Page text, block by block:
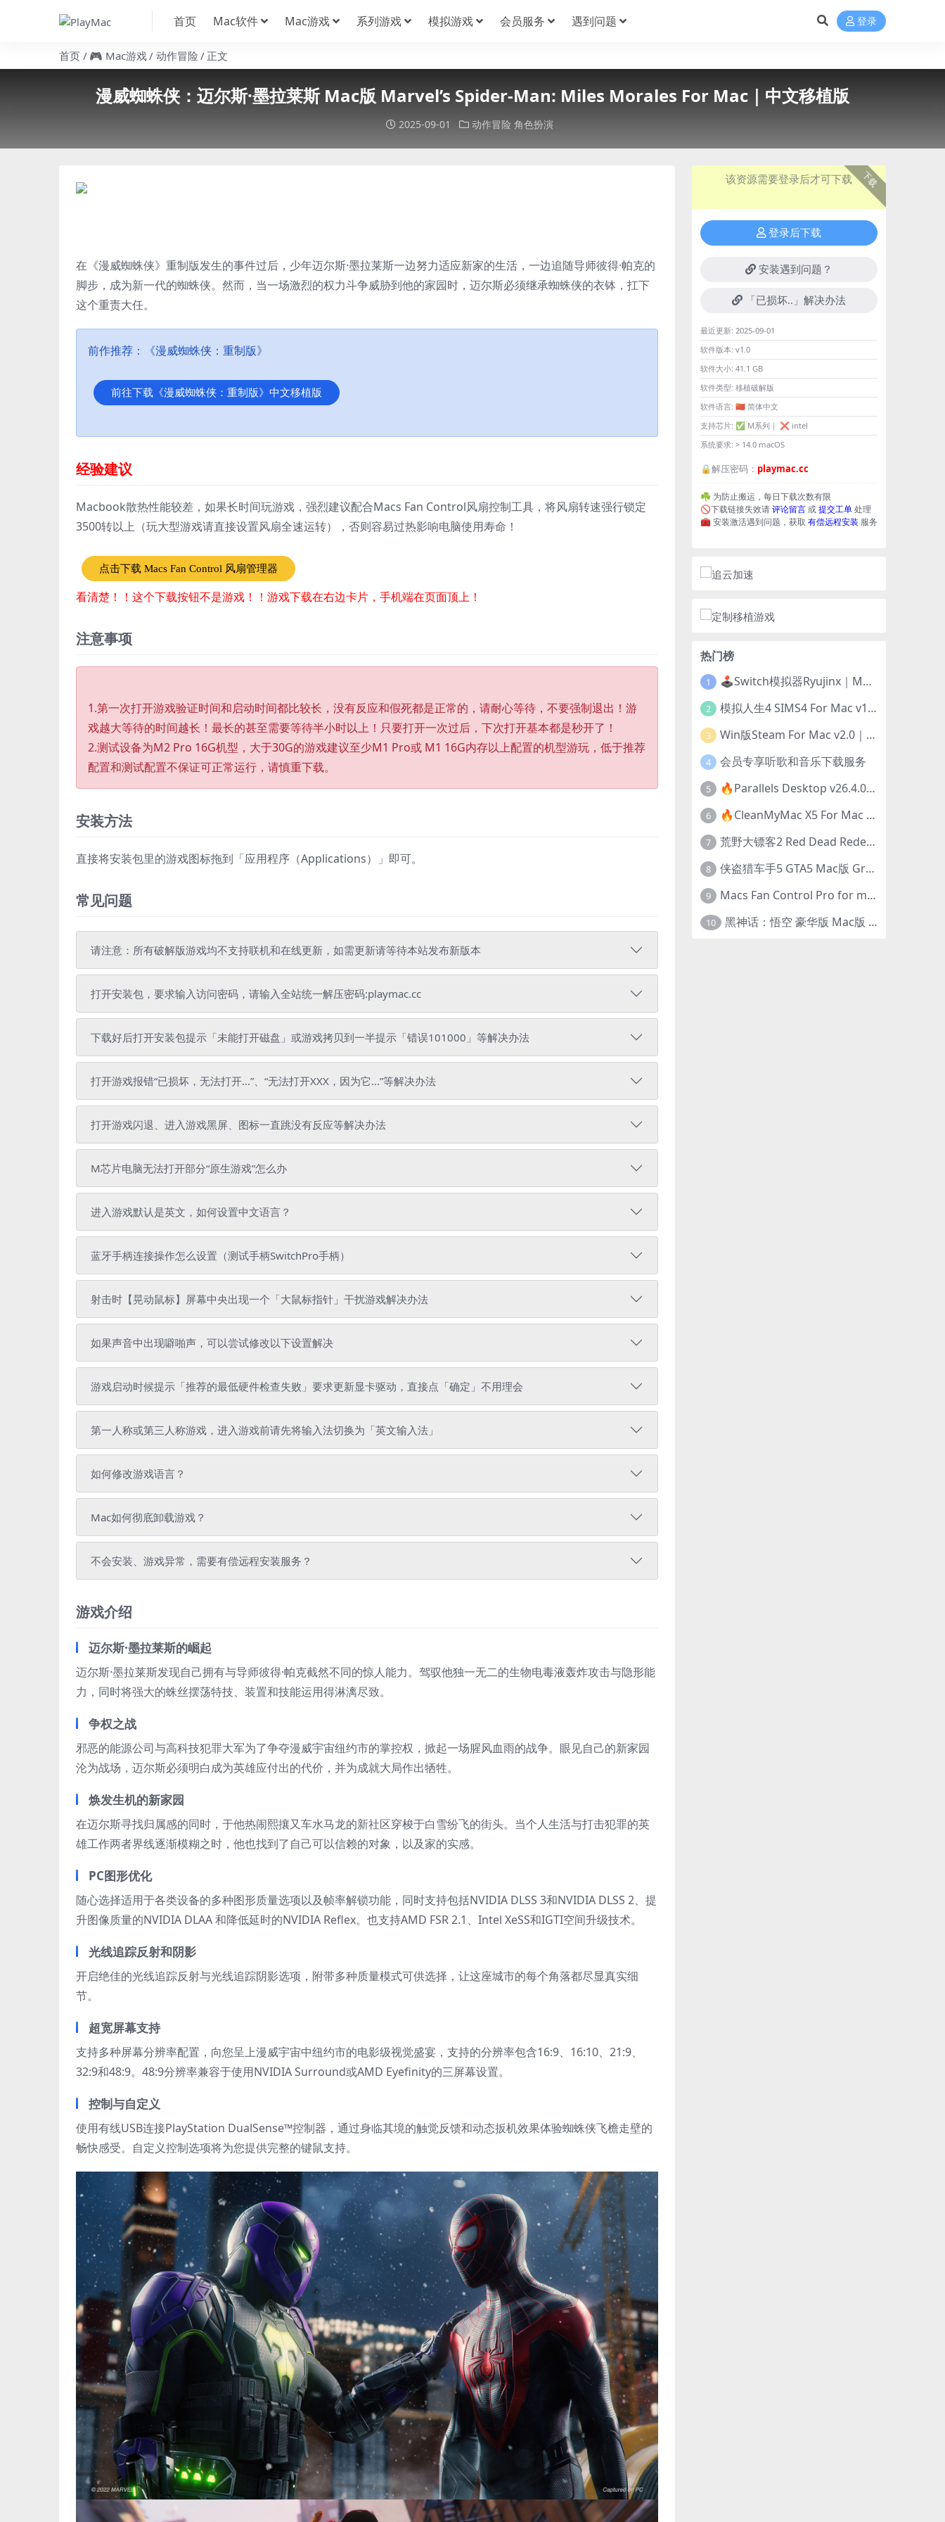
首页 Mac软件 Mac游戏 系列游戏 模拟游戏 会员服务 遇到问题 登录
首页 🎮 Mac游戏 动作冒险 正文
漫威蜘蛛侠：迈尔斯·墨拉莱斯 Mac版 Marvel’s Spider-Man: Miles Morales For Mac｜中文移植版
2025-09-01 动作冒险 角色扮演
在《漫威蜘蛛侠》重制版发生的事件过后，少年迈尔斯·墨拉莱斯一边努力适应新家的生活，一边追随导师彼得·帕克的
脚步，成为新一代的蜘蛛侠。然而，当一场激烈的权力斗争威胁到他的家园时，迈尔斯必须继承蜘蛛侠的衣钵，扛下
这个重责大任。
前作推荐：《漫威蜘蛛侠：重制版》
前往下载《漫威蜘蛛侠：重制版》中文移植版
经验建议
Macbook散热性能较差，如果长时间玩游戏，强烈建议配合Macs Fan Control风扇控制工具，将风扇转速强行锁定
3500转以上（玩大型游戏请直接设置风扇全速运转），否则容易过热影响电脑使用寿命！
点击下载 Macs Fan Control 风扇管理器
看清楚！！这个下载按钮不是游戏！！游戏下载在右边卡片，手机端在页面顶上！
注意事项
1.第一次打开游戏验证时间和启动时间都比较长，没有反应和假死都是正常的，请耐心等待，不要强制退出！游
戏越大等待的时间越长！最长的甚至需要等待半小时以上！只要打开一次过后，下次打开基本都是秒开了！
2.测试设备为M2 Pro 16G机型，大于30G的游戏建议至少M1 Pro或 M1 16G内存以上配置的机型游玩，低于推荐
配置和测试配置不保证可正常运行，请慎重下载。
安装方法
直接将安装包里的游戏图标拖到「应用程序（Applications）」即可。
常见问题
请注意：所有破解版游戏均不支持联机和在线更新，如需更新请等待本站发布新版本
打开安装包，要求输入访问密码，请输入全站统一解压密码:playmac.cc
下载好后打开安装包提示「未能打开磁盘」或游戏拷贝到一半提示「错误101000」等解决办法
打开游戏报错“已损坏，无法打开...”、“无法打开XXX，因为它...”等解决办法
打开游戏闪退、进入游戏黑屏、图标一直跳没有反应等解决办法
M芯片电脑无法打开部分“原生游戏”怎么办
进入游戏默认是英文，如何设置中文语言？
蓝牙手柄连接操作怎么设置（测试手柄SwitchPro手柄）
射击时【晃动鼠标】屏幕中央出现一个「大鼠标指针」干扰游戏解决办法
如果声音中出现噼啪声，可以尝试修改以下设置解决
游戏启动时候提示「推荐的最低硬件检查失败」要求更新显卡驱动，直接点「确定」不用理会
第一人称或第三人称游戏，进入游戏前请先将输入法切换为「英文输入法」
如何修改游戏语言？
Mac如何彻底卸载游戏？
不会安装、游戏异常，需要有偿远程安装服务？
游戏介绍
迈尔斯·墨拉莱斯的崛起
迈尔斯·墨拉莱斯发现自己拥有与导师彼得·帕克截然不同的惊人能力。驾驭他独一无二的生物电毒液轰炸攻击与隐形能
力，同时将强大的蛛丝摆荡特技、装置和技能运用得淋漓尽致。
争权之战
邪恶的能源公司与高科技犯罪大军为了争夺漫威宇宙纽约市的掌控权，掀起一场腥风血雨的战争。眼见自己的新家园
沦为战场，迈尔斯必须明白成为英雄应付出的代价，并为成就大局作出牺牲。
焕发生机的新家园
在迈尔斯寻找归属感的同时，于他热闹熙攘又车水马龙的新社区穿梭于白雪纷飞的街头。当个人生活与打击犯罪的英
雄工作两者界线逐渐模糊之时，他也找到了自己可以信赖的对象，以及家的实感。
PC图形优化
随心选择适用于各类设备的多种图形质量选项以及帧率解锁功能，同时支持包括NVIDIA DLSS 3和NVIDIA DLSS 2、提
升图像质量的NVIDIA DLAA 和降低延时的NVIDIA Reflex。也支持AMD FSR 2.1、Intel XeSS和IGTI空间升级技术。
光线追踪反射和阴影
开启绝佳的光线追踪反射与光线追踪阴影选项，附带多种质量模式可供选择，让这座城市的每个角落都尽显真实细
节。
超宽屏幕支持
支持多种屏幕分辨率配置，向您呈上漫威宇宙中纽约市的电影级视觉盛宴，支持的分辨率包含16:9、16:10、21:9、
32:9和48:9。48:9分辨率兼容于使用NVIDIA Surround或AMD Eyefinity的三屏幕设置。
控制与自定义
使用有线USB连接PlayStation DualSense™控制器，通过身临其境的触觉反馈和动态扳机效果体验蜘蛛侠飞檐走壁的
畅快感受。自定义控制选项将为您提供完整的键鼠支持。
下载
该资源需要登录后才可下载
登录后下载
安装遇到问题？
「已损坏..」解决办法
最近更新: 2025-09-01
软件版本: v1.0
软件大小: 41.1 GB
软件类型: 移植破解版
软件语言: 🇨🇳 简体中文
支持芯片: ✅ M系列｜ ❌ intel
系统要求: > 14.0 macOS
🔒解压密码： playmac.cc
☘️ 为防止搬运，每日下载次数有限
🚫下载链接失效请评论留言或提交工单处理
🧰 安装激活遇到问题，获取 有偿远程安装 服务
热门榜
1 🕹️Switch模拟器Ryujinx｜Mac+Win版｜开发团队已解散此乃最后的绝唱版本
2 模拟人生4 SIMS4 For Mac v1.118.257.1220｜中文原生版｜无限金币｜全100DLC
3 Win版Steam For Mac v2.0｜在Mac运行Win版游戏！｜升级GPTK4.0支持！
4 会员专享听歌和音乐下载服务
5 🔥Parallels Desktop v26.4.0-57513｜免激活版｜在Mac上安装Windows/Linux等系统[赠Windows激活]
6 🔥CleanMyMac X5 For Mac v5.5.7｜免激活版｜macOS系统优化/清理神器
7 荒野大镖客2 Red Dead Redemption 2 for mac v1436.28｜中文移植版｜最好玩的开放世界游戏
8 侠盗猎车手5 GTA5 Mac版 Grand Theft Auto V For Mac｜中文破解版
9 Macs Fan Control Pro for mac v1.5.18｜中文破解版｜风扇监控与控制工具
10 黑神话：悟空 豪华版 Mac版 Black Myth: Wukong For Mac v1.0.21.23831｜国语中文移植版｜仅限终身VIP交流学习｜含Mac+Win版